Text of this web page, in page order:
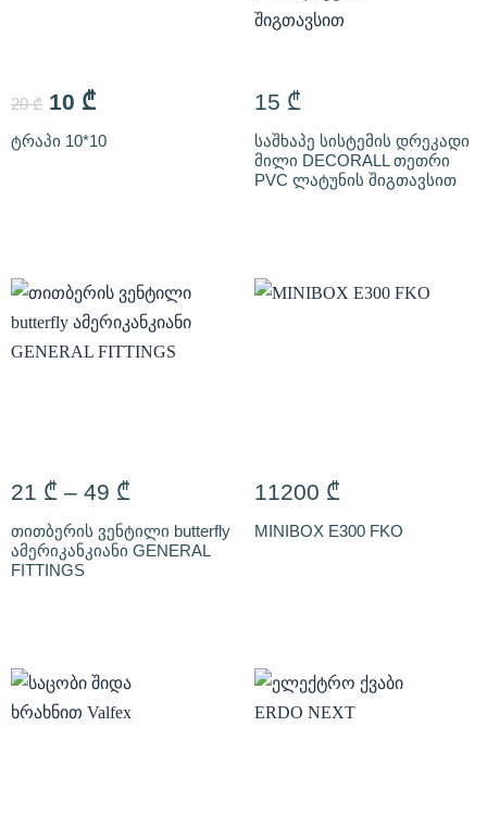
20₾ 10 ₾
ტრაპი 10*10
15 ₾
საშხაპე სისტემის დრეკადი
მილი DECORALL თეთრი
PVC ლატუნის შიგთავსით
21 ₾ – 49 ₾
თითბერის ვენტილი butterfly
ამერიკანკიანი GENERAL
FITTINGS
11200 ₾
MINIBOX E300 FKO